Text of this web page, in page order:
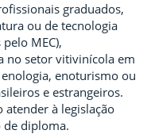
graduados,
ou de tecnologia
MEC),
no setor vitivinícola em
enoturismo ou
e estrangeiros.
à legislação
de diploma.